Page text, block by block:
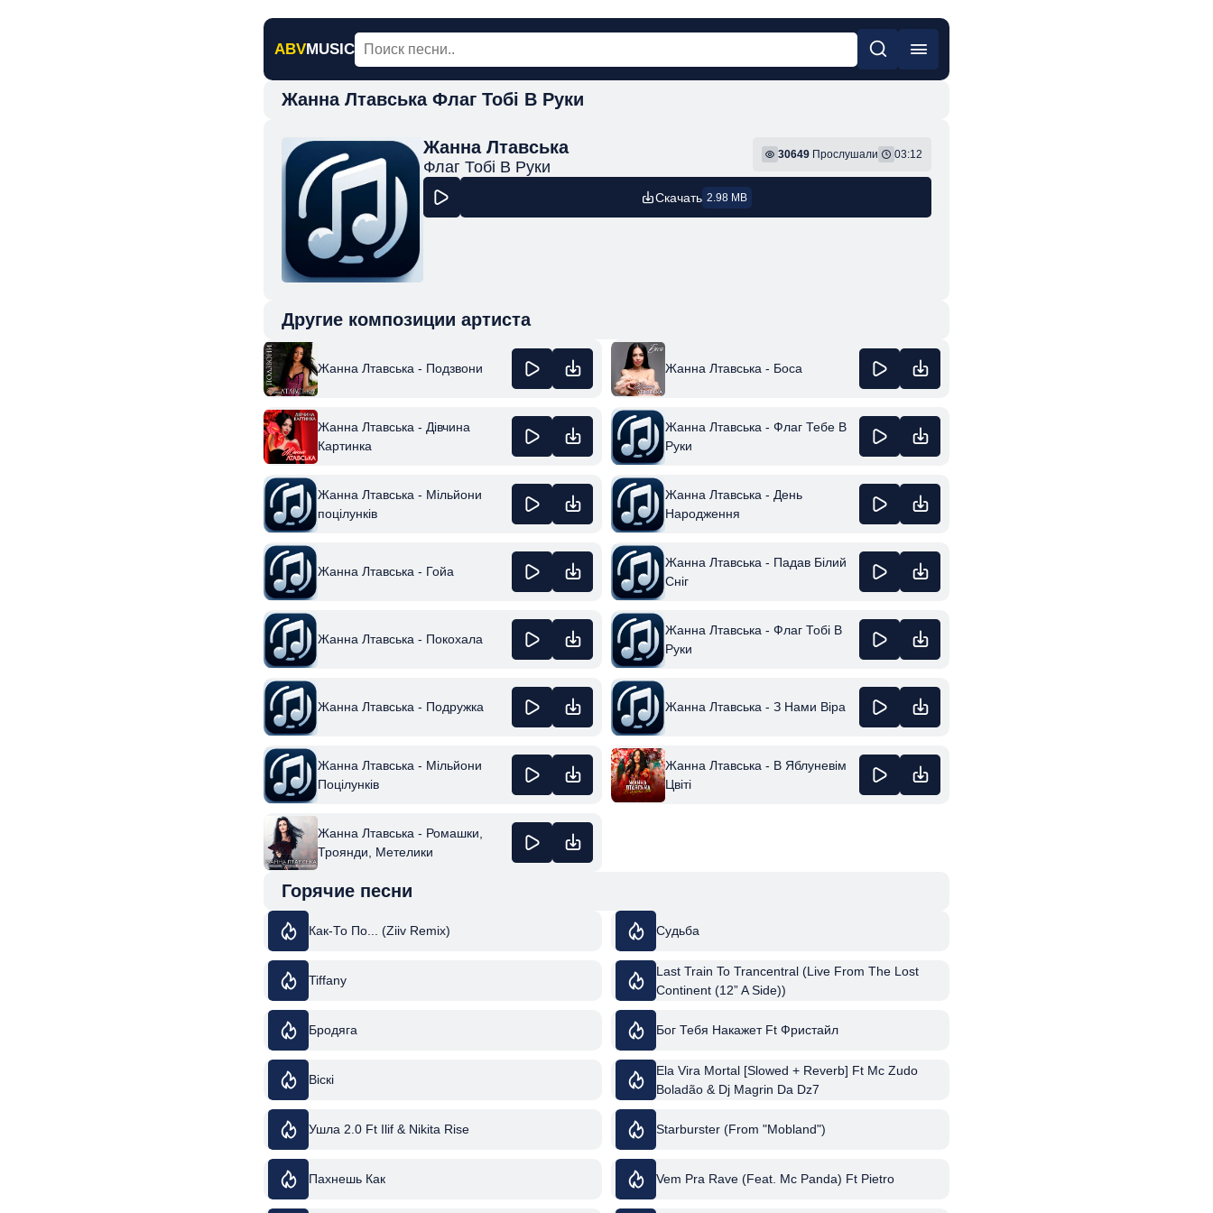
ABVMUSIC
Жанна Лтавська Флаг Тобі В Руки
Жанна Лтавська
Флаг Тобі В Руки
30649 Прослушали 03:12
Скачать 2.98 MB
Другие композиции артиста
Жанна Лтавська - Подзвони Жанна Лтавська - Боса
Жанна Лтавська - Дівчина
Картинка
Жанна Лтавська - Флаг Тебе В
Руки
Жанна Лтавська - Мільйони
поцілунків
Жанна Лтавська - День
Народження
Жанна Лтавська - Гойа
Жанна Лтавська - Падав Білий
Сніг
Жанна Лтавська - Покохала
Жанна Лтавська - Флаг Тобі В
Руки
Жанна Лтавська - Подружка Жанна Лтавська - З Нами Віра
Жанна Лтавська - Мільйони
Поцілунків
Жанна Лтавська - В Яблуневім
Цвіті
Жанна Лтавська - Ромашки,
Троянди, Метелики
Горячие песни
Как-То По... (Ziiv Remix) Судьба
Tiffany
Last Train To Trancentral (Live From The Lost
Continent (12” A Side))
Бродяга Бог Тебя Накажет Ft Фристайл
Віскі
Ela Vira Mortal [Slowed + Reverb] Ft Mc Zudo
Boladão & Dj Magrin Da Dz7
Ушла 2.0 Ft Ilif & Nikita Rise Starburster (From "Mobland")
Пахнешь Как Vem Pra Rave (Feat. Mc Panda) Ft Pietro